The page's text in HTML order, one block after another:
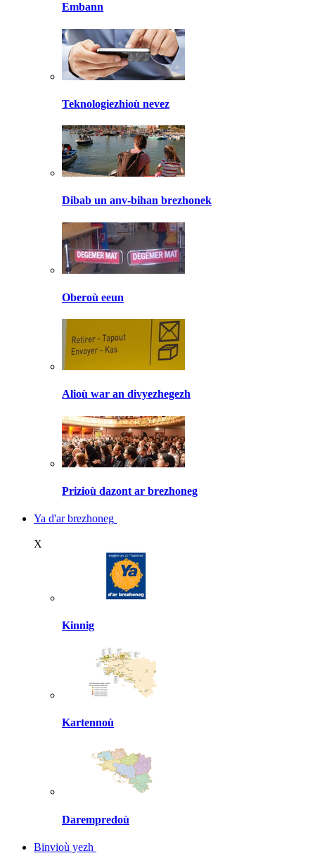
Embann
Teknologiezhioù nevez
Dibab un anv-bihan brezhonek
Oberoù eeun
Alioù war an divyezhegezh
Prizioù dazont ar brezhoneg
Ya d'ar brezhoneg
X
Kinnig
Kartennoù
Darempredoù
Binvioù yezh